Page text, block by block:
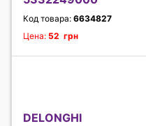
Код товара: 6634827
Цена: 52 грн
DELONGHI